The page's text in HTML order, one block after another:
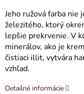
Jeho ružová farba nie
železitého, ktorý
lepšie prekrvenie. V
minerálov, ako je
čistiaci illit, vytvára
vzhľad.
Detailné informácie